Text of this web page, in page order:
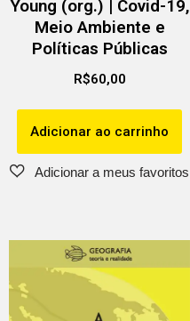
Young (org.) | Covid-19,
Meio Ambiente e
Políticas Públicas
R$60,00
Adicionar ao carrinho